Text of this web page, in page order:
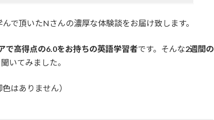
んで頂いたNさんの濃厚な体験談をお届け致します。
で高得点の6.0をお持ちの英語学習者です。そんな2週間の
いてみました。
はありません）